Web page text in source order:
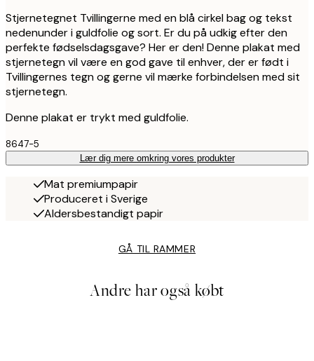
Stjernetegnet Tvillingerne med en blå cirkel bag og tekst
nedenunder i guldfolie og sort. Er du på udkig efter den
perfekte fødselsdagsgave? Her er den! Denne plakat med
stjernetegn vil være en god gave til enhver, der er født i
Tvillingernes tegn og gerne vil mærke forbindelsen med sit
stjernetegn.
Denne plakat er trykt med guldfolie.
8647-5
Lær dig mere omkring vores produkter
Mat premiumpapir
Produceret i Sverige
Aldersbestandigt papir
GÅ TIL RAMMER
Andre har også købt